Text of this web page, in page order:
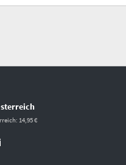
14,95 €